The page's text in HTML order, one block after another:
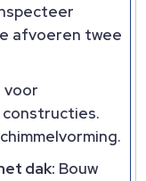
afvoeren twee
voor
dak: Bouw